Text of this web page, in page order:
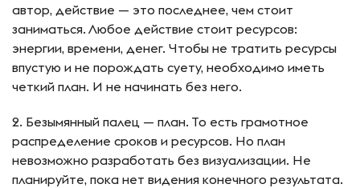
автор, действие — это последнее, чем стоит
заниматься. Любое действие стоит ресурсов:
энергии, времени, денег. Чтобы не тратить ресурсы
впустую и не порождать суету, необходимо иметь
четкий план. И не начинать без него.
2. Безымянный палец — план. То есть грамотное
распределение сроков и ресурсов. Но план
невозможно разработать без визуализации. Не
планируйте, пока нет видения конечного результата.